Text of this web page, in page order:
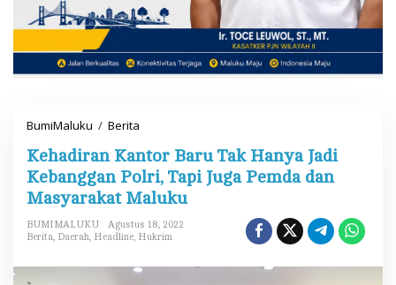
BumiMaluku / Berita
h
a
d
i
a
n
a
Kehadiran Kantor Baru Tak Hanya Jadi
Kebanggan Polri, Tapi Juga Pemda dan
Masyarakat Maluku
BUMIMALUKU
Agustus 18, 2022
Berita, Daerah, Headline, Hukrim